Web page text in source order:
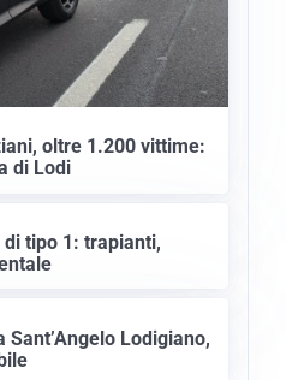
oltre 1.200 vittime:
di Lodi
tipo 1: trapianti,
Lodigiano,